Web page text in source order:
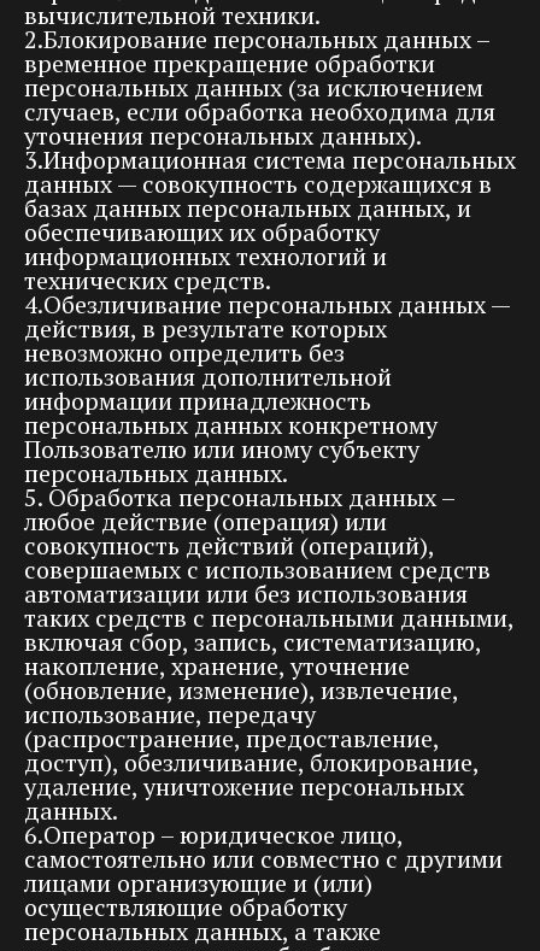
вычислительной техники.
2.Блокирование персональных данных –
временное прекращение обработки
персональных данных (за исключением
случаев, если обработка необходима для
уточнения персональных данных).
3.Информационная система персональных
данных — совокупность содержащихся в
базах данных персональных данных, и
обеспечивающих их обработку
информационных технологий и
технических средств.
4.Обезличивание персональных данных —
действия, в результате которых
невозможно определить без
использования дополнительной
информации принадлежность
персональных данных конкретному
Пользователю или иному субъекту
персональных данных.
5. Обработка персональных данных –
любое действие (операция) или
совокупность действий (операций),
совершаемых с использованием средств
автоматизации или без использования
таких средств с персональными данными,
включая сбор, запись, систематизацию,
накопление, хранение, уточнение
(обновление, изменение), извлечение,
использование, передачу
(распространение, предоставление,
доступ), обезличивание, блокирование,
удаление, уничтожение персональных
данных.
6.Оператор – юридическое лицо,
самостоятельно или совместно с другими
лицами организующие и (или)
осуществляющие обработку
персональных данных, а также